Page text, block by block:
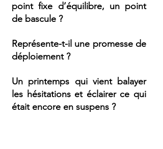
point fixe d’équilibre, un point
de bascule ?
Représente-t-il une promesse de
déploiement ?
Un printemps qui vient balayer
les hésitations et éclairer ce qui
était encore en suspens ?